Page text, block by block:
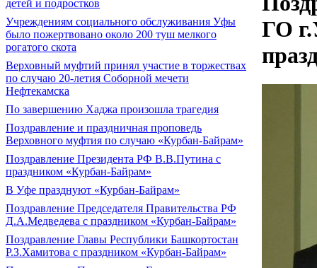
детей и подростков
Учреждениям социального обслуживания Уфы
было пожертвовано около 200 туш мелкого
рогатого скота
Верховный муфтий принял участие в торжествах
по случаю 20-летия Соборной мечети
Нефтекамска
По завершению Хаджа произошла трагедия
Поздравление и праздничная проповедь
Верховного муфтия по случаю «Курбан-Байрам»
Поздравление Президента РФ В.В.Путина с
праздником «Курбан-Байрам»
В Уфе празднуют «Курбан-Байрам»
Поздравление Председателя Правительства РФ
Д.А.Медведева с праздником «Курбан-Байрам»
Поздравление Главы Республики Башкортостан
Р.З.Хамитова с праздником «Курбан-Байрам»
ГО